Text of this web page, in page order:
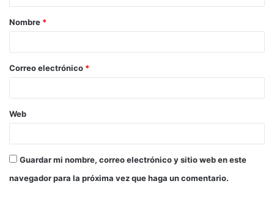
a
r
*
Nombre *
Correo electrónico *
Web
Guardar mi nombre, correo electrónico y sitio web en este
navegador para la próxima vez que haga un comentario.